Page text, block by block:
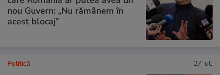
nou Guvern: „Nu rămânem în
acest blocaj”
Politică 27 iul.